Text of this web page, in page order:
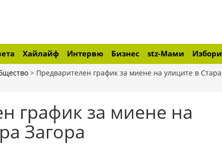
Хайлайф Интервю Бизнес stz-Мами Избори
> Предварителен график за миене на улиците в Стара
график за миене на
Загора